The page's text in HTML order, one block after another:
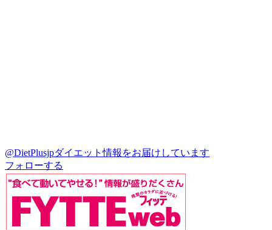
@DietPlusjpダイエット情報をお届けしています
フォローする